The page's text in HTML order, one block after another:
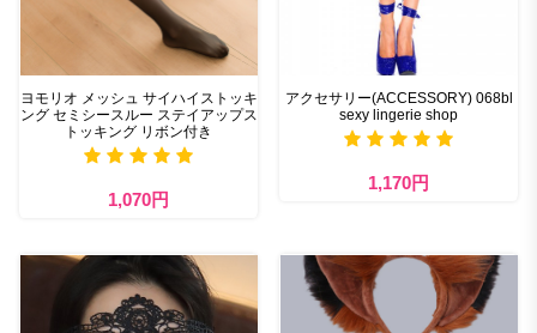
ヨモリオ メッシュ サイハイストッキ
ング セミシースルー ステイアップス
トッキング リボン付き
1,070円
アクセサリー(ACCESSORY) 068bl
sexy lingerie shop
1,170円